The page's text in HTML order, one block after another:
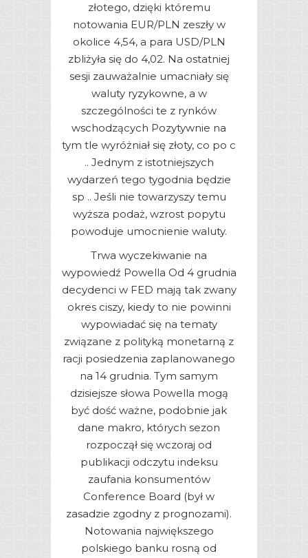
złotego, dzięki któremu
notowania EUR/PLN zeszły w
okolice 4,54, a para USD/PLN
zbliżyła się do 4,02. Na ostatniej
sesji zauważalnie umacniały się
waluty ryzykowne, a w
szczególności te z rynków
wschodzących Pozytywnie na
tym tle wyróżniał się złoty, co po c
.. Jednym z istotniejszych
wydarzeń tego tygodnia będzie
sp .. Jeśli nie towarzyszy temu
wyższa podaż, wzrost popytu
powoduje umocnienie waluty.
Trwa wyczekiwanie na
wypowiedź Powella Od 4 grudnia
decydenci w FED mają tak zwany
okres ciszy, kiedy to nie powinni
wypowiadać się na tematy
związane z polityką monetarną z
racji posiedzenia zaplanowanego
na 14 grudnia. Tym samym
dzisiejsze słowa Powella mogą
być dość ważne, podobnie jak
dane makro, których sezon
rozpoczął się wczoraj od
publikacji odczytu indeksu
zaufania konsumentów
Conference Board (był w
zasadzie zgodny z prognozami).
Notowania największego
polskiego banku rosną od